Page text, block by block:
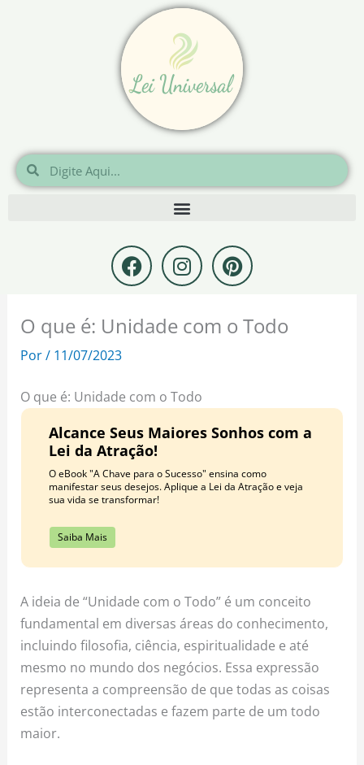
Pesquisar
Pesquisar
F
a
c
e
b
k
I
n
s
t
a
a
m
P
i
n
t
e
t
O que é: Unidade com o Todo
Por/ 11/07/2023
O que é: Unidade com o Todo
Alcance Seus Maiores Sonhos com a
Lei da Atração!
O eBook "A Chave para o Sucesso" ensina como
manifestar seus desejos. Aplique a Lei da Atração e veja
sua vida se transformar!
Saiba Mais
A ideia de “Unidade com o Todo” é um conceito
fundamental em diversas áreas do conhecimento,
incluindo filosofia, ciência, espiritualidade e até
mesmo no mundo dos negócios. Essa expressão
representa a compreensão de que todas as coisas
estão interconectadas e fazem parte de um todo
maior.